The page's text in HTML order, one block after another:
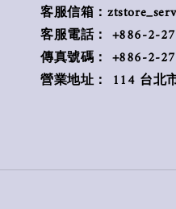
客服信箱：
客服電話： +886-2-
傳真號碼： +886-2-
營業地址： 114 台北